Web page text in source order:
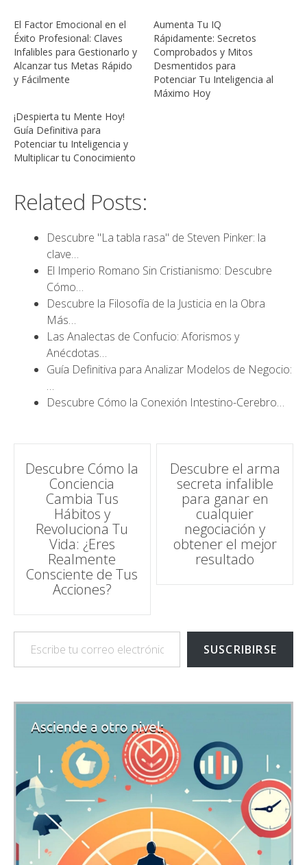
El Factor Emocional en el
Éxito Profesional: Claves
Infalibles para Gestionarlo y
Alcanzar tus Metas Rápido
y Fácilmente
Aumenta Tu IQ
Rápidamente: Secretos
Comprobados y Mitos
Desmentidos para
Potenciar Tu Inteligencia al
Máximo Hoy
¡Despierta tu Mente Hoy!
Guía Definitiva para
Potenciar tu Inteligencia y
Multiplicar tu Conocimiento
Related Posts:
Descubre "La tabla rasa" de Steven Pinker: la
clave…
El Imperio Romano Sin Cristianismo: Descubre
Cómo…
Descubre la Filosofía de la Justicia en la Obra
Más…
Las Analectas de Confucio: Aforismos y
Anécdotas…
Guía Definitiva para Analizar Modelos de Negocio:
…
Descubre Cómo la Conexión Intestino-Cerebro…
Navegación
entradas
Descubre Cómo la
Conciencia
Cambia Tus
Hábitos y
Revoluciona Tu
Vida: ¿Eres
Realmente
Consciente de Tus
Acciones?
Descubre el arma
secreta infalible
para ganar en
cualquier
negociación y
obtener el mejor
resultado
Escribe tu correo electrónico…
SUSCRIBIRSE